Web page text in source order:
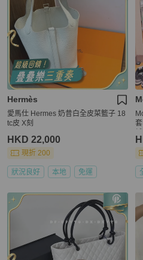
Hermès
愛馬仕 Hermes 奶昔白全皮菜籃子 18
tc皮 X刻
HKD 22,000
現折 200
狀況良好 本地 免運